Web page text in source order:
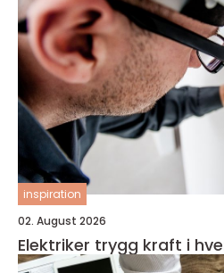
inspiration
02. August 2026
Elektriker trygg kraft i